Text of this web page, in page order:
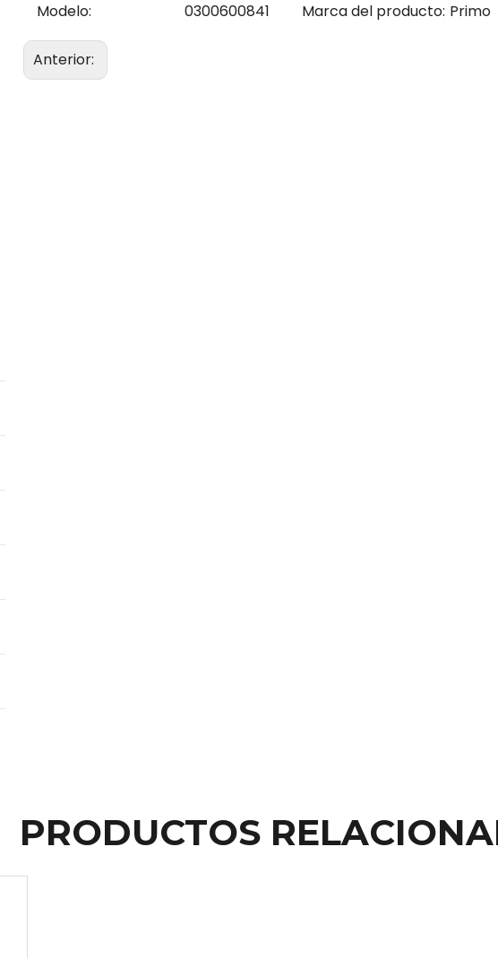
Modelo: 0300600841 Marca del producto: Primo
Anterior:
PRODUCTOS